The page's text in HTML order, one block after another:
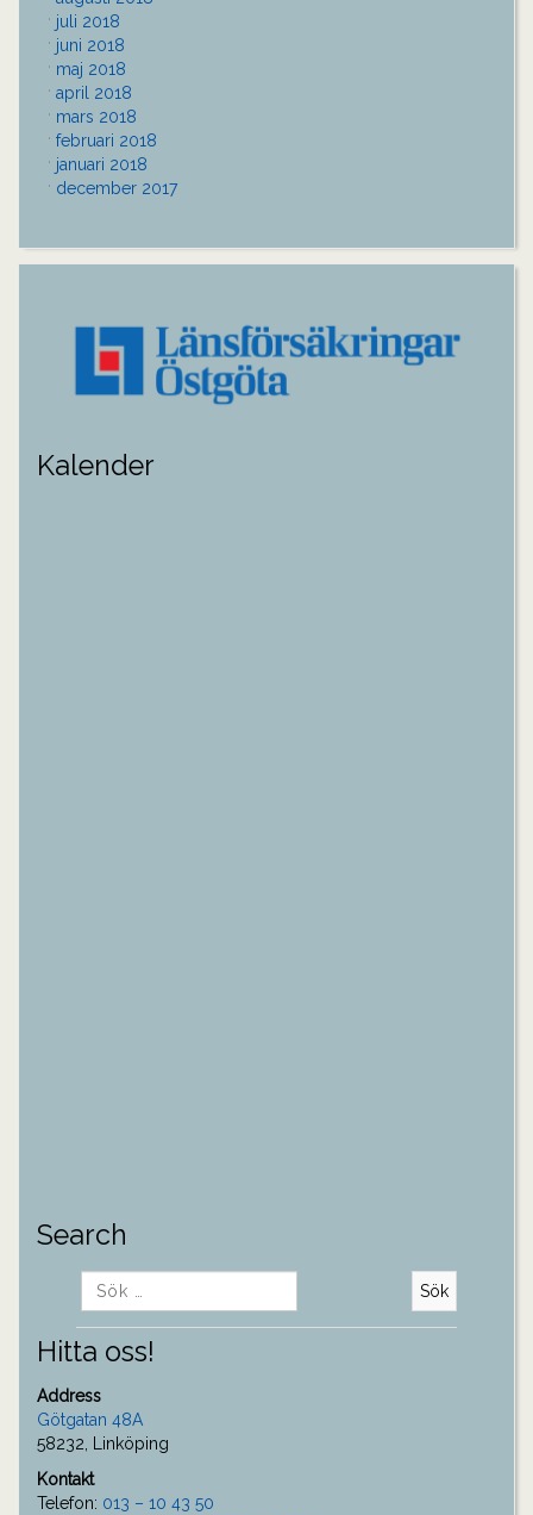
juli 2018
juni 2018
maj 2018
april 2018
mars 2018
februari 2018
januari 2018
december 2017
Kalender
Search
Sök
efter:
Hitta oss!
Address
Götgatan 48A
58232, Linköping
Kontakt
Telefon: 013 – 10 43 50